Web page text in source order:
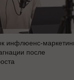
инфлюенс-
после